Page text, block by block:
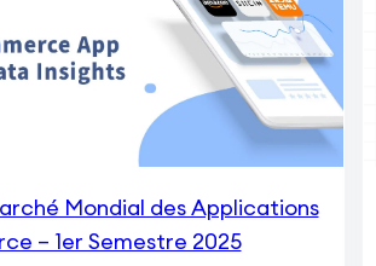
Mondial des Applications
– 1er Semestre 2025